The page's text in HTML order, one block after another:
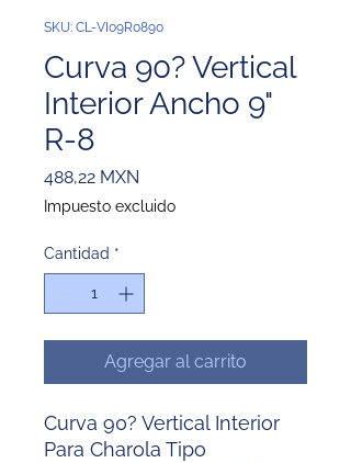
SKU: CL-VI09R0890
Curva 90? Vertical
Interior Ancho 9"
R-8
488,22 MXN
Impuesto excluido
Cantidad *
Agregar al carrito
Curva 90? Vertical Interior
Para Charola Tipo